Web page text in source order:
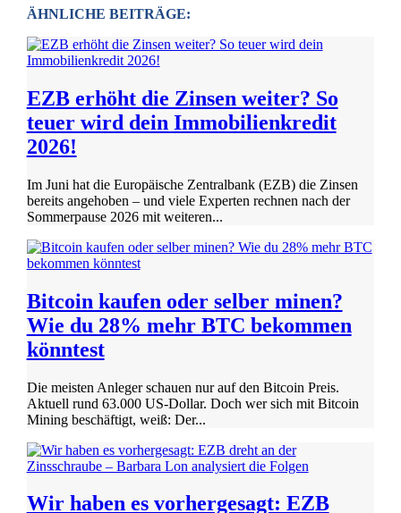
ÄHNLICHE BEITRÄGE:
EZB erhöht die Zinsen weiter? So
teuer wird dein Immobilienkredit
2026!
Im Juni hat die Europäische Zentralbank (EZB) die Zinsen
bereits angehoben – und viele Experten rechnen nach der
Sommerpause 2026 mit weiteren...
Bitcoin kaufen oder selber minen?
Wie du 28% mehr BTC bekommen
könntest
Die meisten Anleger schauen nur auf den Bitcoin Preis.
Aktuell rund 63.000 US-Dollar. Doch wer sich mit Bitcoin
Mining beschäftigt, weiß: Der...
Wir haben es vorhergesagt: EZB